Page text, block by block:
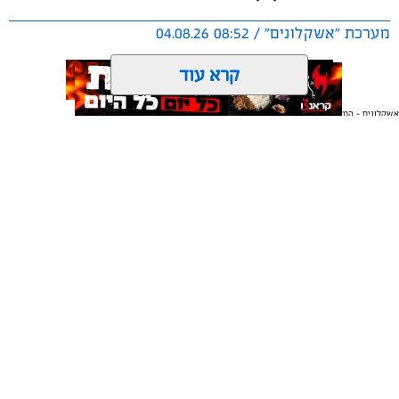
התשתיות ובהרחבת השירותים לרווחת בעלי כלי השייט.
מערכת "אשקלונים" / 08:52 04.08.26
קרא עוד
אשקלונים - המקומון היומי של אשקלון באינטרנט